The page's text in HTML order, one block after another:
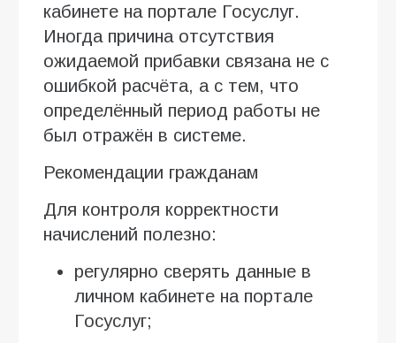
кабинете на портале Госуслуг.
Иногда причина отсутствия
ожидаемой прибавки связана не с
ошибкой расчёта, а с тем, что
определённый период работы не
был отражён в системе.
Рекомендации гражданам
Для контроля корректности
начислений полезно:
регулярно сверять данные в
личном кабинете на портале
Госуслуг;